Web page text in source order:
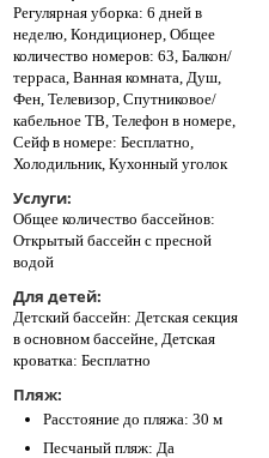
Регулярная уборка: 6 дней в
неделю, Кондиционер, Общее
количество номеров: 63, Балкон/
терраса, Ванная комната, Душ,
Фен, Телевизор, Спутниковое/
кабельное ТВ, Телефон в номере,
Сейф в номере: Бесплатно,
Холодильник, Кухонный уголок
Услуги:
Общее количество бассейнов:
Открытый бассейн с пресной
водой
Для детей:
Детский бассейн: Детская секция
в основном бассейне, Детская
кроватка: Бесплатно
Пляж:
Расстояние до пляжа: 30 м
Песчаный пляж: Да